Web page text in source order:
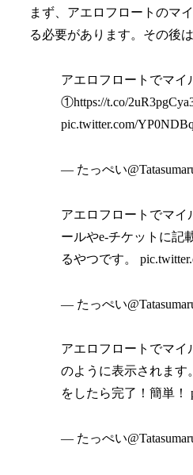
まず、アエロフロートのマ
る必要があります。その後
アエロフロートでマイ
①https://t.co/
pic.twitter.com/
— たっぺい
アエロフロートでマイ
ールやe-チケットに記
るやつです。
— たっぺい
アエロフロートでマイ
のように表示されます
をしたら完了！簡単！
— たっぺい